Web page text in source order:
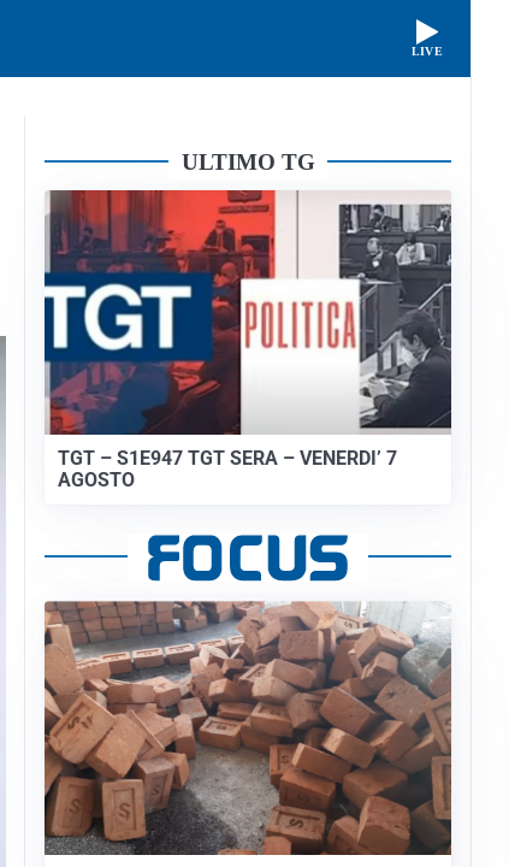
LIVE
ULTIMO TG
TGT – S1E947 TGT SERA – VENERDI’ 7
AGOSTO